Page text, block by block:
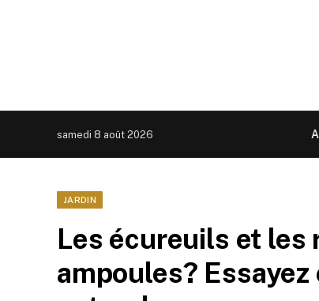
samedi 8 août 2026
JARDIN
Les écureuils et
ampoules?